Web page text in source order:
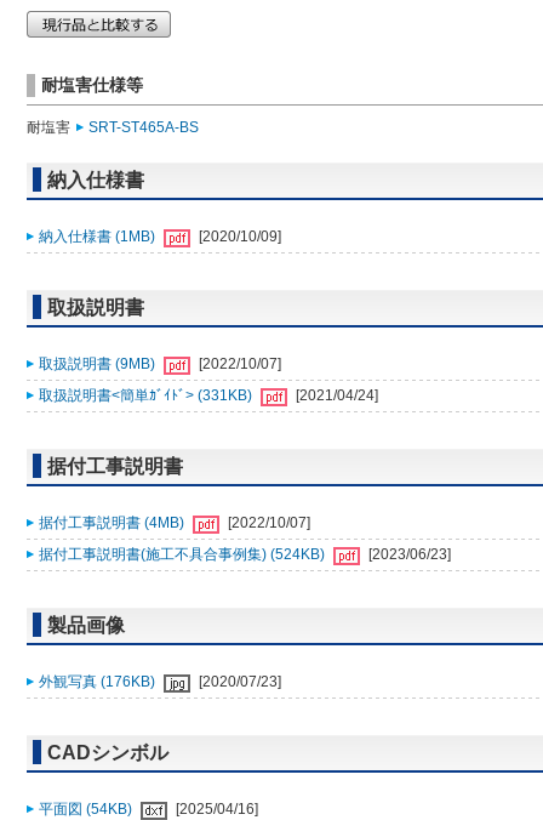
耐塩害仕様等
耐塩害 SRT-ST465A-BS
納入仕様書
納入仕様書 (1MB) [2020/10/09]
取扱説明書
取扱説明書 (9MB)
[2022/10/07]
取扱説明書<簡単ｶﾞｲﾄﾞ> (331KB)
[2021/04/24]
据付工事説明書
据付工事説明書 (4MB)
[2022/10/07]
据付工事説明書(施工不具合事例集) (524KB)
[2023/06/23]
製品画像
外観写真 (176KB) [2020/07/23]
CADシンボル
平面図 (54KB)
[2025/04/16]